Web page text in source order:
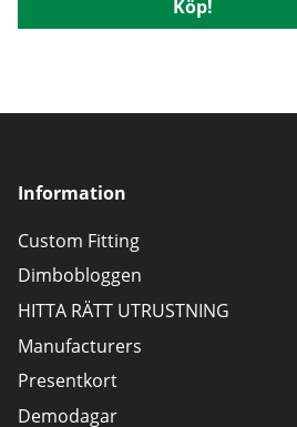
Köp!
Information
Custom Fitting
Dimbobloggen
HITTA RÄTT UTRUSTNING
Manufacturers
Presentkort
Demodagar